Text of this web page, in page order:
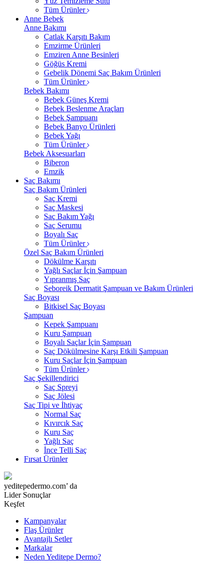
Tüm Ürünler
Anne Bebek
Anne Bakımı
Çatlak Karşıtı Bakım
Emzirme Ürünleri
Emziren Anne Besinleri
Göğüs Kremi
Gebelik Dönemi Saç Bakım Ürünleri
Tüm Ürünler
Bebek Bakımı
Bebek Güneş Kremi
Bebek Beslenme Araçları
Bebek Şampuanı
Bebek Banyo Ürünleri
Bebek Yağı
Tüm Ürünler
Bebek Aksesuarları
Biberon
Emzik
Saç Bakımı
Saç Bakım Ürünleri
Saç Kremi
Saç Maskesi
Saç Bakım Yağı
Saç Serumu
Boyalı Saç
Tüm Ürünler
Özel Saç Bakım Ürünleri
Dökülme Karşıtı
Yağlı Saçlar İçin Şampuan
Yıpranmış Saç
Seboreik Dermatit Şampuan ve Bakım Ürünleri
Saç Boyası
Bitkisel Saç Boyası
Şampuan
Kepek Şampuanı
Kuru Şampuan
Boyalı Saçlar İçin Şampuan
Saç Dökülmesine Karşı Etkili Şampuan
Kuru Saçlar İçin Şampuan
Tüm Ürünler
Saç Şekillendirici
Saç Spreyi
Saç Jölesi
Saç Tipi ve İhtiyaç
Normal Saç
Kıvırcık Saç
Kuru Saç
Yağlı Saç
İnce Telli Saç
Fırsat Ürünler
yeditepedermo.com’ da
Lider Sonuçlar
Keşfet
Kampanyalar
Flaş Ürünler
Avantajlı Setler
Markalar
Neden Yeditepe Dermo?